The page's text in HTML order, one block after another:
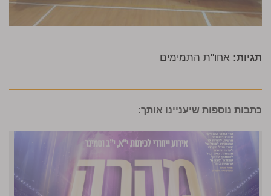
תגיות: אחו"ת התמימים
כתבות נוספות שיעניינו אותך: